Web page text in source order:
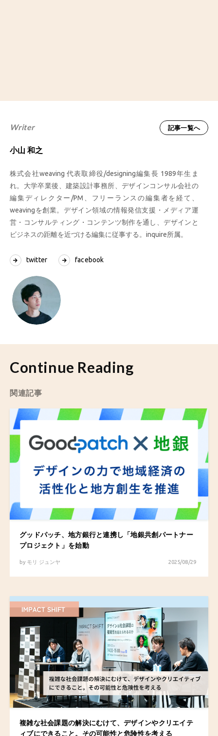
Writer
小山 和之
記事一覧へ
株式会社weaving 代表取締役/designing編集長 1989年生ま
れ。大学卒業後、建築設計事務所、デザインコンサル会社の
編集ディレクター/PM、フリーランスの編集者を経て、
weavingを創業。デザイン領域の情報発信支援・メディア運
営・コンサルティング・コンテンツ制作を通し、デザインと
ビジネスの距離を近づける編集に従事する。inquire所属。
twitter facebook
Continue Reading
関連記事
グッドパッチ、地方銀行と連携し「地銀共創パートナー
プロジェクト」を始動
by モリ ジュンヤ 2025/08/29
複雑な社会課題の解決にむけて、デザインやクリエイテ
ィブにできること。その可能性と危険性を考える